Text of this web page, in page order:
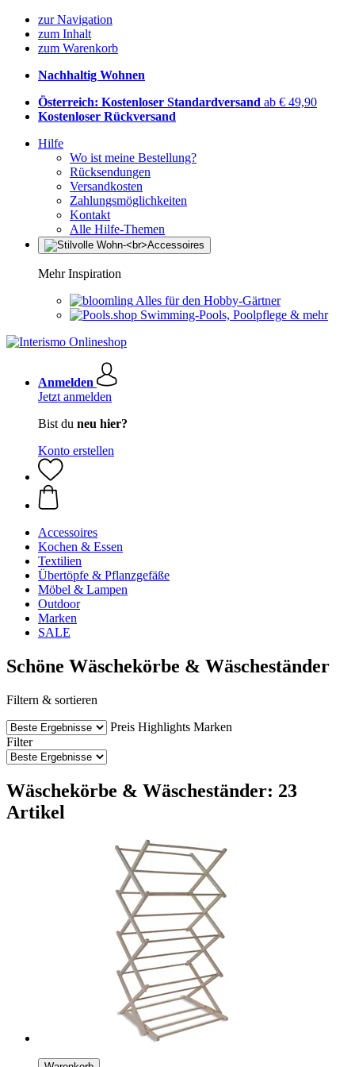
zur Navigation
zum Inhalt
zum Warenkorb
Nachhaltig Wohnen
Österreich: Kostenloser Standardversand ab € 49,90
Kostenloser Rückversand
Hilfe
Wo ist meine Bestellung?
Rücksendungen
Versandkosten
Zahlungsmöglichkeiten
Kontakt
Alle Hilfe-Themen
Mehr Inspiration
Alles für den Hobby-Gärtner
Swimming-Pools, Poolpflege & mehr
Anmelden
Jetzt anmelden
Bist du neu hier?
Konto erstellen
Accessoires
Kochen & Essen
Textilien
Übertöpfe & Pflanzgefäße
Möbel & Lampen
Outdoor
Marken
SALE
Schöne Wäschekörbe & Wäscheständer
Filtern & sortieren
Preis Highlights Marken
Filter
Wäschekörbe & Wäscheständer: 23
Artikel